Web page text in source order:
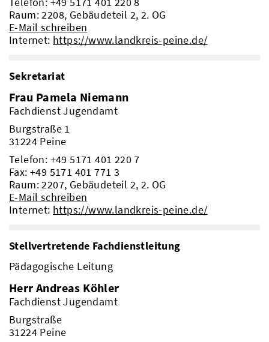
Beteiligungsbericht
Pflichtumtausch
Raum: 2208, Gebäudeteil 2, 2. OG
E-Mail schreiben
Internet: https://www.landkreis-peine.de/
Sekretariat
Frau Pamela Niemann
Fachdienst Jugendamt
Burgstraße 1
31224 Peine
Telefon: +49 5171 401 220 7
Fax: +49 5171 401 771 3
Raum: 2207, Gebäudeteil 2, 2. OG
E-Mail schreiben
Internet: https://www.landkreis-peine.de/
Stellvertretende Fachdienstleitung
Pädagogische Leitung
Herr Andreas Köhler
Fachdienst Jugendamt
Burgstraße
31224 Peine